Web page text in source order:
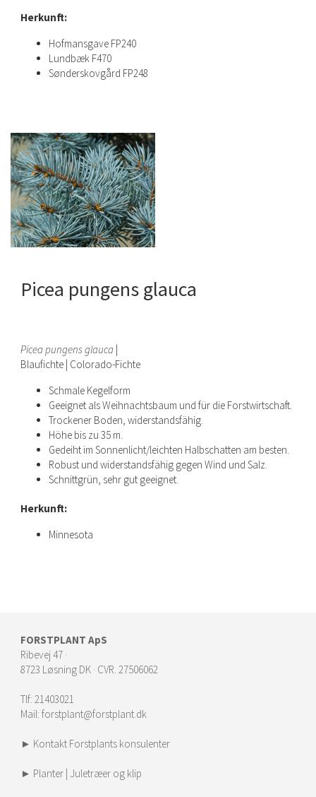
Herkunft:
Hofmansgave FP240
Lundbæk F470
Sønderskovgård FP248
Picea pungens glauca
Picea pungens glauca |
Blaufichte | Colorado-Fichte
Schmale Kegelform
Geeignet als Weihnachtsbaum und für die Forstwirtschaft.
Trockener Boden, widerstandsfähig.
Höhe bis zu 35 m.
Gedeiht im Sonnenlicht/leichten Halbschatten am besten.
Robust und widerstandsfähig gegen Wind und Salz.
Schnittgrün, sehr gut geeignet.
Herkunft:
Minnesota
FORSTPLANT ApS
Ribevej 47 ·
8723 Løsning DK · CVR. 27506062
Tlf: 21403021
Mail: forstplant@forstplant.dk
► Kontakt Forstplants konsulenter
► Planter | Juletræer og klip